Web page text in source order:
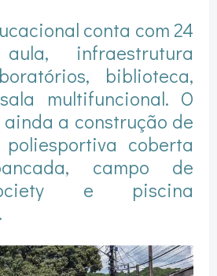
conta com 24
infraestrutura
biblioteca,
multifuncional. O
a construção de
coberta
campo de
e piscina